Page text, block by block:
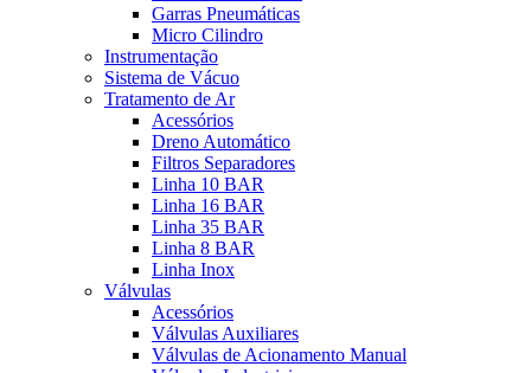
Garras Pneumáticas
Micro Cilindro
Instrumentação
Sistema de Vácuo
Tratamento de Ar
Acessórios
Dreno Automático
Filtros Separadores
Linha 10 BAR
Linha 16 BAR
Linha 35 BAR
Linha 8 BAR
Linha Inox
Válvulas
Acessórios
Válvulas Auxiliares
Válvulas de Acionamento Manual